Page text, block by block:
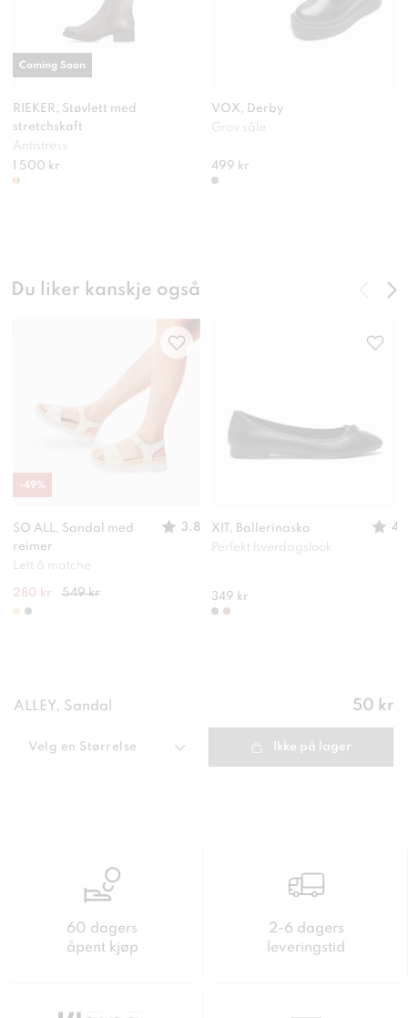
RIEKER, Støvlett med
stretchskaft
Antistress
1 500 kr
Coming Soon
VOX, Derby
Grov såle
499 kr
Du liker kanskje også
SO ALL, Sandal med
reimer
3.8
Lett å matche
280 kr 549 kr
-49%
XIT, Ballerinasko
4
Perfekt hverdagslook
349 kr
ALLEY, Sandal Pris:
50 kr
Velg en Størrelse Ikke på lager
60 dagers
åpent kjøp
2-6 dagers
leveringstid